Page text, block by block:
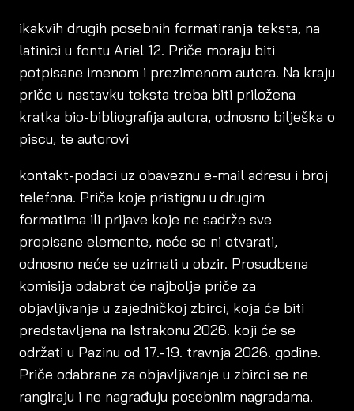
ikakvih drugih posebnih formatiranja teksta, na
latinici u fontu Ariel 12. Priče moraju biti
potpisane imenom i prezimenom autora. Na kraju
priče u nastavku teksta treba biti priložena
kratka bio-bibliografija autora, odnosno bilješka o
piscu, te autorovi
kontakt-podaci uz obaveznu e-mail adresu i broj
telefona. Priče koje pristignu u drugim
formatima ili prijave koje ne sadrže sve
propisane elemente, neće se ni otvarati,
odnosno neće se uzimati u obzir. Prosudbena
komisija odabrat će najbolje priče za
objavljivanje u zajedničkoj zbirci, koja će biti
predstavljena na Istrakonu 2026. koji će se
održati u Pazinu od 17.-19. travnja 2026. godine.
Priče odabrane za objavljivanje u zbirci se ne
rangiraju i ne nagrađuju posebnim nagradama.